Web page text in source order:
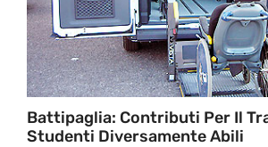
Battipaglia: Contributi Per Il
Studenti Diversamente Abili